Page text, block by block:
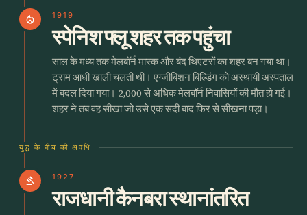
local_fire_department 1919
स्पेनिश फ्लू शहर तक पहुंचा
साल के मध्य तक मेलबॉर्न मास्क और बंद थिएटरों का शहर बन गया था।
ट्राम आधी खाली चलती थीं। एग्जीबिशन बिल्डिंग को अस्थायी अस्पताल
में बदल दिया गया। 2,000 से अधिक मेलबॉर्न निवासियों की मौत हो गई।
शहर ने तब वह सीखा जो उसे एक सदी बाद फिर से सीखना पड़ा।
युद्ध के बीच की अवधि
gavel 1927
राजधानी कैनबरा स्थानांतरित